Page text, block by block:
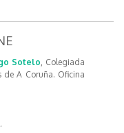
Sotelo , Colegiada
de A Coruña. Oficina